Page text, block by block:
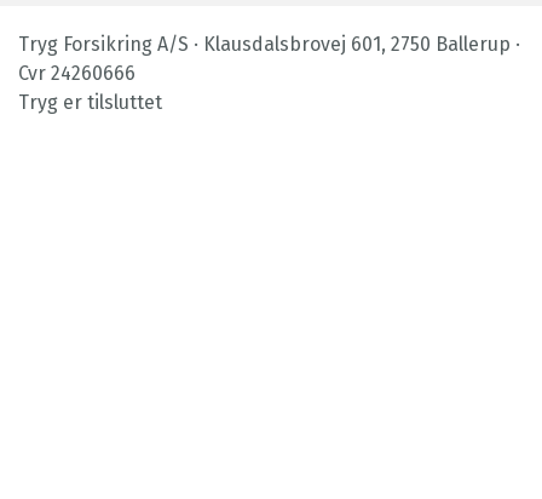
Tryg Forsikring A/S · Klausdalsbrovej 601, 2750 Ballerup ·
Cvr 24260666
Tryg er tilsluttet